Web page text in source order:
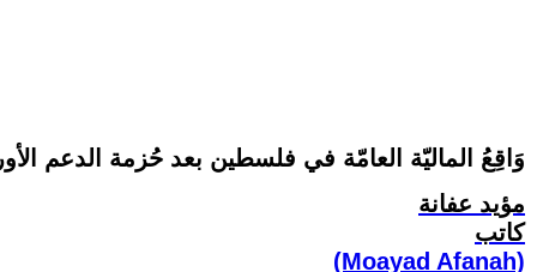
وَاقِعُ الماليّة العامّة في فلسطين بعد حُزمة الدعم
مؤيد عفانة
كاتب
(Moayad Afanah)